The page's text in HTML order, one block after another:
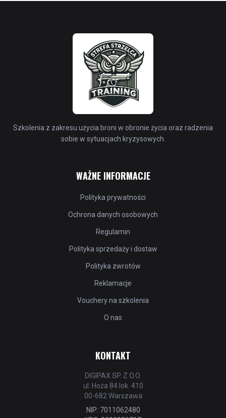
Szkolenia z zakresu użycia broni w obronie życia oraz radzenia
sobie w sytuacjach kryzysowych.
WAŻNE INFORMACJE
Polityka prywatności
Ochrona danych osobowych
Regulamin
Polityka sprzedaży i dostaw
Polityka zwrotów
Reklamacje
Vouchery na szkolenia
O nas
KONTAKT
DIGIPAX SP. Z O.O.
ul. Hoża 84 lok. 410
00-682 Warszawa
NIP: 7011062480